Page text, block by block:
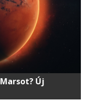
Új